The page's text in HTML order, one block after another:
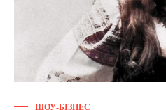
ШОУ-БІЗНЕС